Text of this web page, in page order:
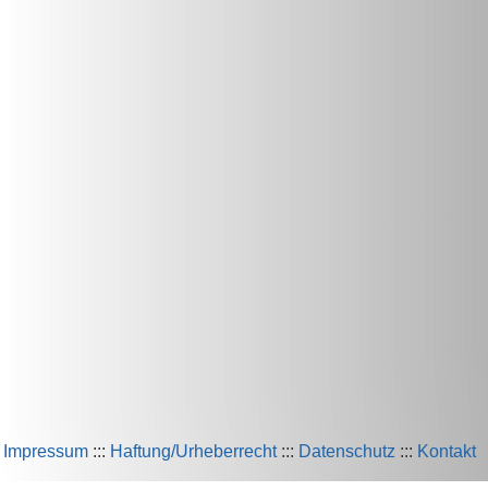
Impressum ::: Haftung/Urheberrecht::: Datenschutz ::: Kontakt